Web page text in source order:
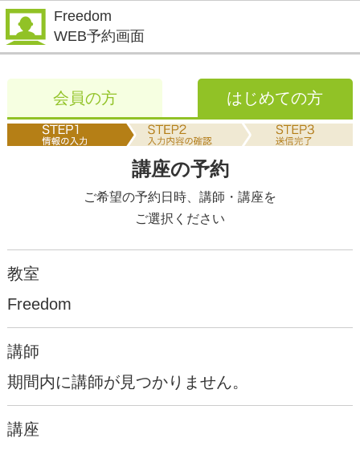
Freedom
WEB予約画面
会員の方 はじめての方
講座の予約
ご希望の予約日時、講師・講座を
ご選択ください
教室
Freedom
講師
期間内に講師が見つかりません。
講座